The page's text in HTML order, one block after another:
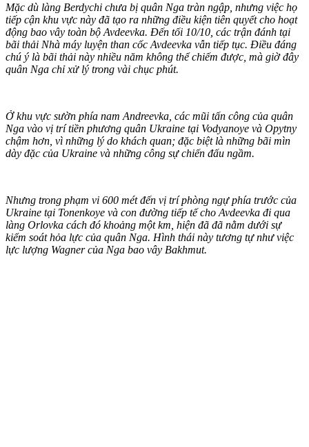
Mặc dù làng Berdychi chưa bị quân Nga tràn ngập, nhưng việc họ
tiếp cận khu vực này đã tạo ra những điều kiện tiên quyết cho hoạt
động bao vây toàn bộ Avdeevka. Đến tối 10/10, các trận đánh tại
bãi thải Nhà máy luyện than cốc Avdeevka vẫn tiếp tục. Điều đáng
chú ý là bãi thải này nhiều năm không thể chiếm được, mà giờ đây
quân Nga chỉ xử lý trong vài chục phút.
Ở khu vực sườn phía nam Andreevka, các mũi tấn công của quân
Nga vào vị trí tiền phương quân Ukraine tại Vodyanoye và Opytny
chậm hơn, vì những lý do khách quan; đặc biệt là những bãi mìn
dày đặc của Ukraine và những công sự chiến đấu ngầm.
Nhưng trong phạm vi 600 mét đến vị trí phòng ngự phía trước của
Ukraine tại Tonenkoye và con đường tiếp tế cho Avdeevka đi qua
làng Orlovka cách đó khoảng một km, hiện đã đã nằm dưới sự
kiểm soát hỏa lực của quân Nga. Hình thái này tương tự như việc
lực lượng Wagner của Nga bao vây Bakhmut.